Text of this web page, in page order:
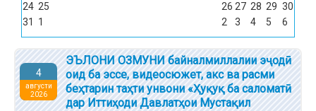
24 25 26 27 28 29 30
31
1 2 3 4 5 6
4
августи
2026
ЭЪЛОНИ ОЗМУНИ байналмиллалии эҷодӣ
оид ба эссе, видеосюжет, акс ва расми
беҳтарин таҳти унвони «Ҳуқуқ ба саломатӣ
дар Иттиҳоди Давлатҳои Мустақил